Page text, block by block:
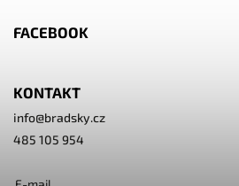
FACEBOOK
KONTAKT
info@bradsky.cz
485 105 954